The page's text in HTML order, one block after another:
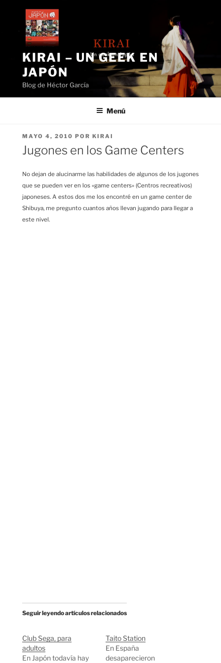
contenido
KIRAI – UN GEEK EN
JAPÓN
Blog de Héctor García
Menú
PUBLICADO
EL
MAYO 4, 2010 POR KIRAI
Jugones en los Game Centers
No dejan de alucinarme las habilidades de algunos de los jugones
que se pueden ver en los «game centers» (Centros recreativos)
japoneses. A estos dos me los encontré en un game center de
Shibuya, me pregunto cuantos años llevan jugando para llegar a
este nivel.
Seguir leyendo artículos relacionados
Club Sega, para
adultos
En Japón todavía hay
Taito Station
En España
desaparecieron